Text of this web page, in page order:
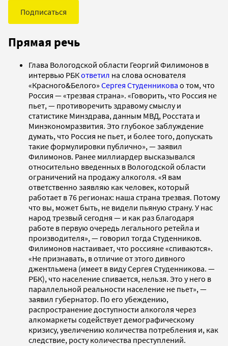
Подписаться
Прямая речь
Глава Вологодской области Георгий Филимонов в
интервью РБКответил на слова основателя
«Красного&Белого» Сергея Студенникова о том, что
Россия — «трезвая страна». «Говорить, что Россия не
пьет, — противоречить здравому смыслу и
статистике Минздрава, данным МВД, Росстата и
Минэкономразвития. Это глубокое заблуждение
думать, что Россия не пьет, и более того, допускать
такие формулировки публично», — заявил
Филимонов. Ранее миллиардер высказывался
относительно введенных в Вологодской области
ограничений на продажу алкоголя. «Я вам
ответственно заявляю как человек, который
работает в 76 регионах: наша страна трезвая. Потому
что вы, может быть, не видели пьяную страну. У нас
народ трезвый сегодня — и как раз благодаря
работе в первую очередь легального ретейла и
производителя», — говорил тогда Студенников.
Филимонов настаивает, что россияне «спиваются».
«Не признавать, в отличие от этого дивного
джентльмена (имеет в виду Сергея Студенникова. —
РБК), что население спивается, нельзя. Это у него в
параллельной реальности население не пьет», —
заявил губернатор. По его убеждению,
распространение доступности алкоголя через
алкомаркеты содействует демографическому
кризису, увеличению количества потребления и, как
следствие, росту количества преступлений.